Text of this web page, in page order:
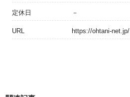
定休日 －
URL https://ohtani-net.jp/